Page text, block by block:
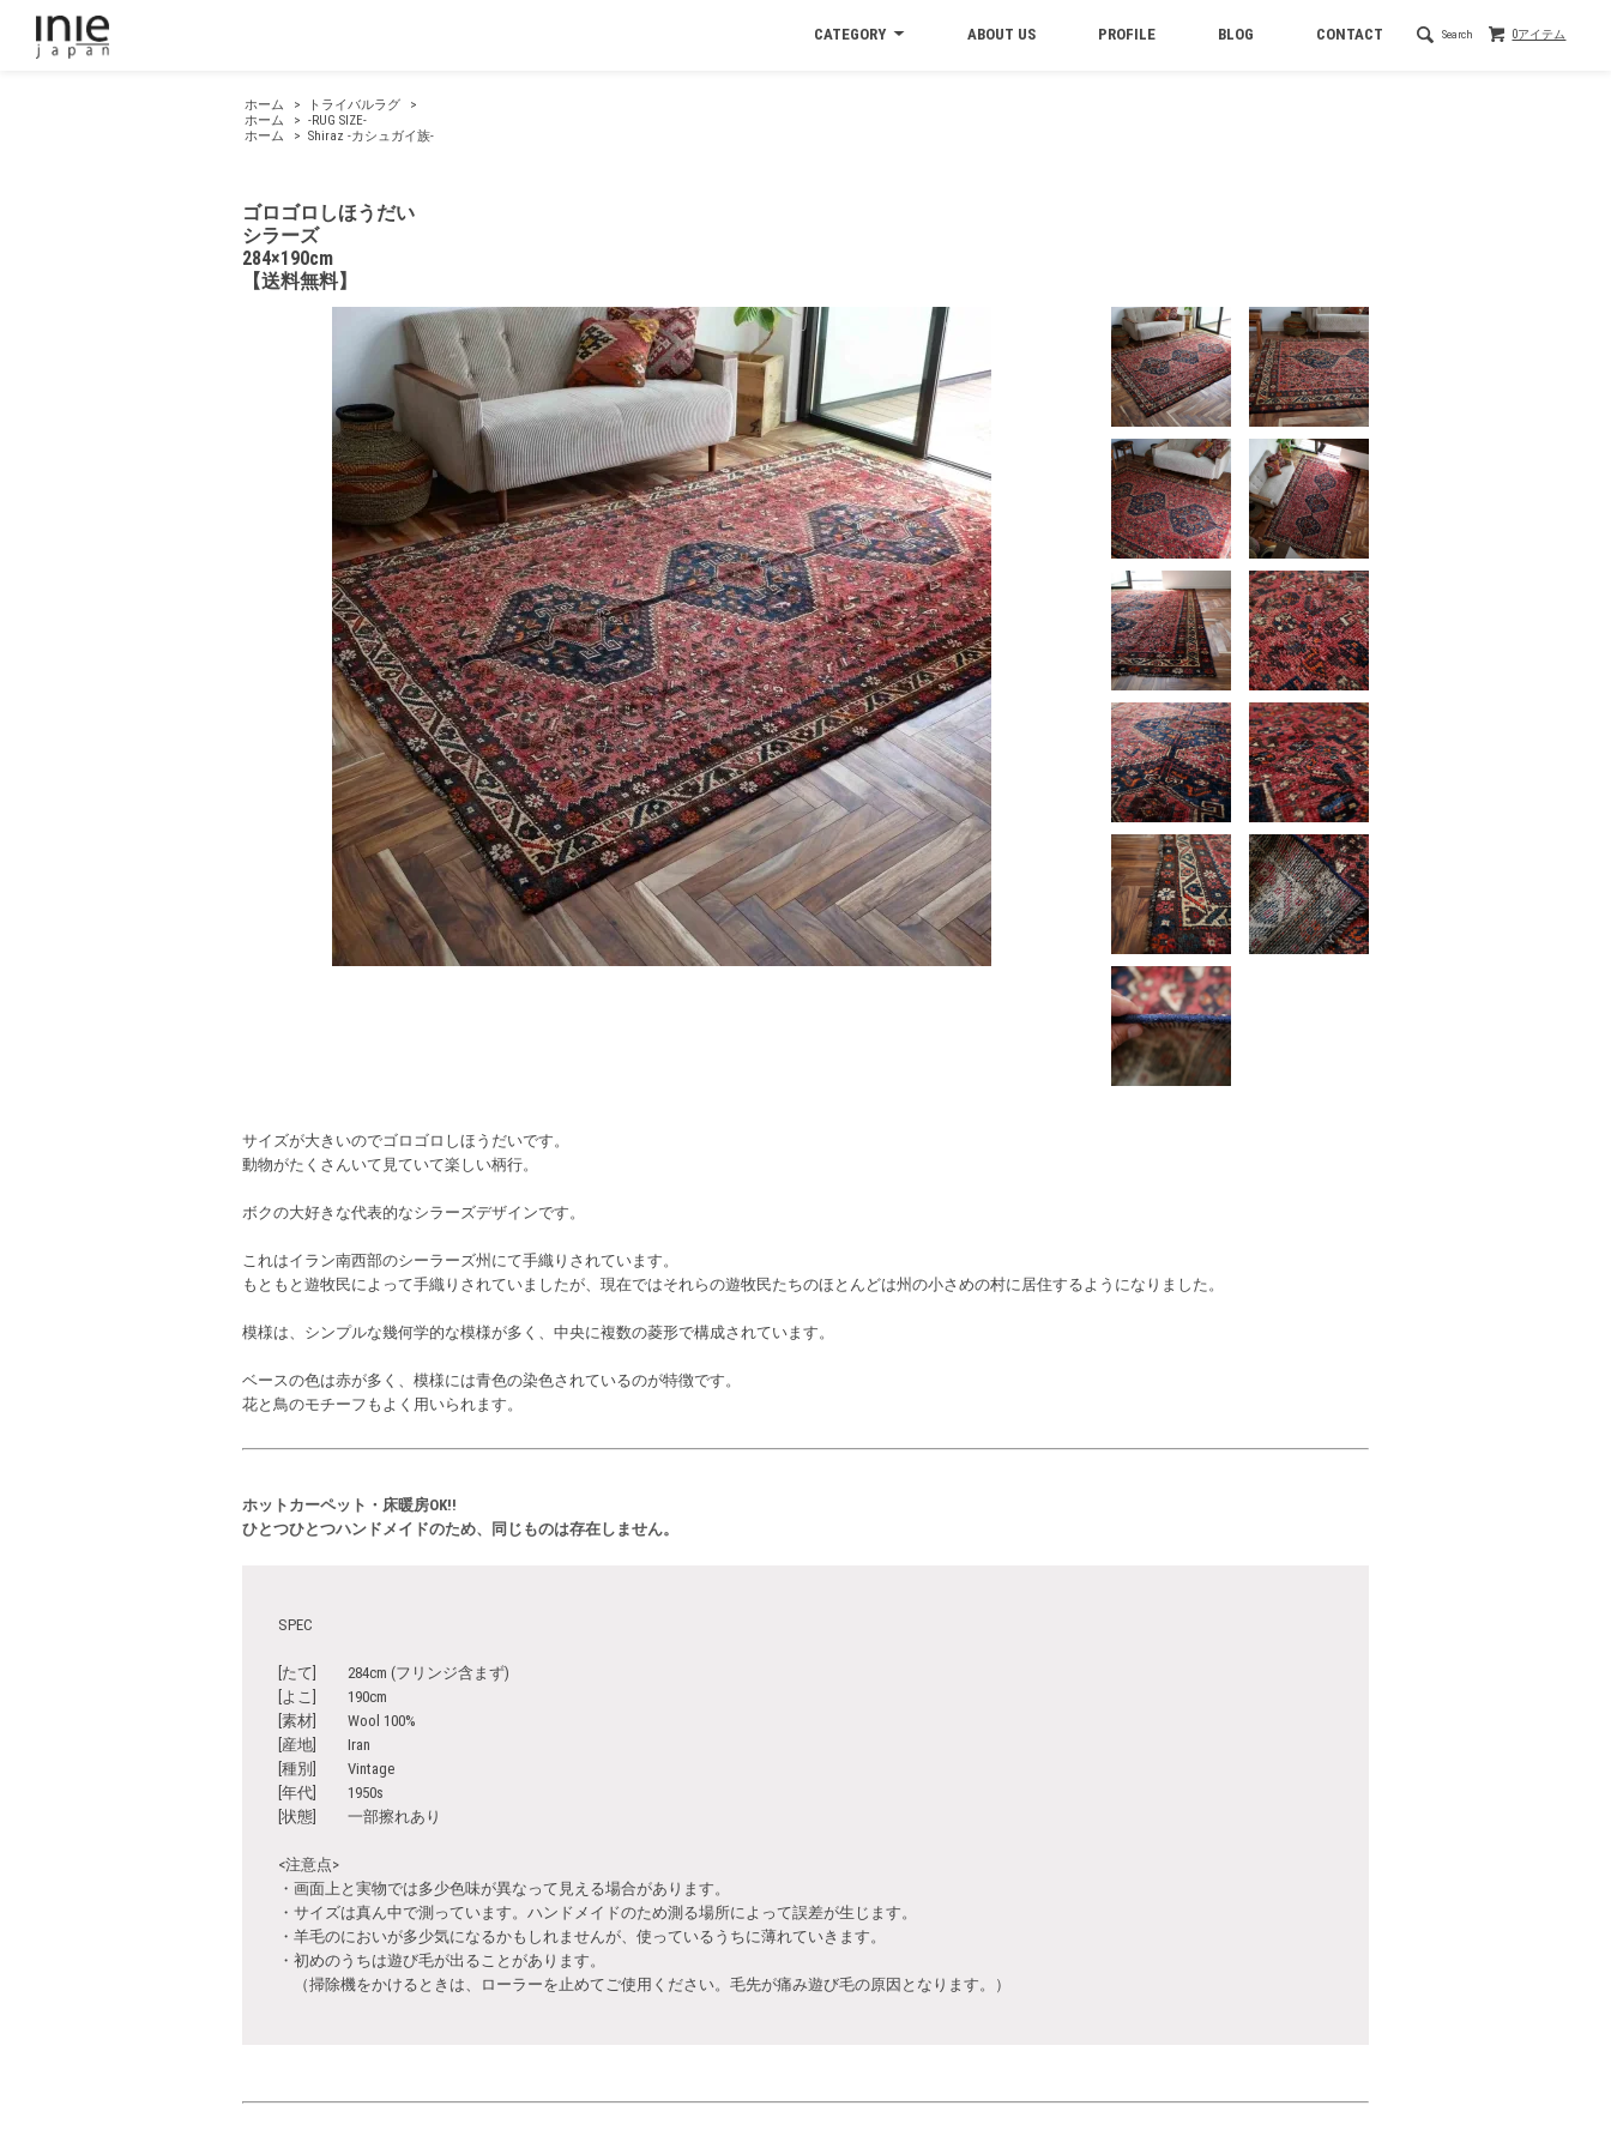
0アイテム
Search
CATEGORY ABOUT US PROFILE BLOG CONTACT
ホーム > トライバルラグ
>
ホーム
> -RUG SIZE-
ホーム
> Shiraz -カシュガイ族-
ゴロゴロしほうだい
シラーズ
284×190cm
【送料無料】
サイズが大きいのでゴロゴロしほうだいです。
動物がたくさんいて見ていて楽しい柄行。
ボクの大好きな代表的なシラーズデザインです。
これはイラン南西部のシーラーズ州にて手織りされています。
もともと遊牧民によって手織りされていましたが、現在ではそれらの遊牧民たちのほとんどは州の小さめの村に居住するようになりました。
模様は、シンプルな幾何学的な模様が多く、中央に複数の菱形で構成されています。
ベースの色は赤が多く、模様には青色の染色されているのが特徴です。
花と鳥のモチーフもよく用いられます。
ホットカーペット・床暖房OK!!
ひとつひとつハンドメイドのため、同じものは存在しません。
SPEC
[たて] 284cm (フリンジ含まず)
[よこ] 190cm
[素材] Wool 100%
[産地] Iran
[種別] Vintage
[年代] 1950s
[状態] 一部擦れあり
<注意点>
・画面上と実物では多少色味が異なって見える場合があります。
・サイズは真ん中で測っています。ハンドメイドのため測る場所によって誤差が生じます。
・羊毛のにおいが多少気になるかもしれませんが、使っているうちに薄れていきます。
・初めのうちは遊び毛が出ることがあります。
（掃除機をかけるときは、ローラーを止めてご使用ください。毛先が痛み遊び毛の原因となります。）